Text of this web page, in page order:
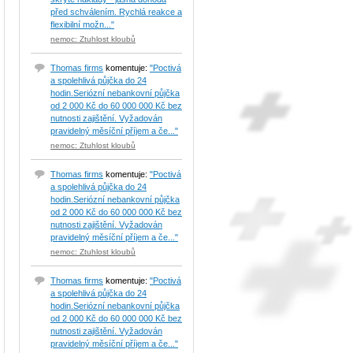
před schválením. Rychlá reakce a
flexibilní možn..."
nemoc: Ztuhlost kloubů
Thomas firms komentuje: "Poctivá
a spolehlivá půjčka do 24
hodin.Seriózní nebankovní půjčka
od 2 000 Kč do 60 000 000 Kč bez
nutnosti zajištění. Vyžadován
pravidelný měsíční příjem a če..."
nemoc: Ztuhlost kloubů
Thomas firms komentuje: "Poctivá
a spolehlivá půjčka do 24
hodin.Seriózní nebankovní půjčka
od 2 000 Kč do 60 000 000 Kč bez
nutnosti zajištění. Vyžadován
pravidelný měsíční příjem a če..."
nemoc: Ztuhlost kloubů
Thomas firms komentuje: "Poctivá
a spolehlivá půjčka do 24
hodin.Seriózní nebankovní půjčka
od 2 000 Kč do 60 000 000 Kč bez
nutnosti zajištění. Vyžadován
pravidelný měsíční příjem a če..."